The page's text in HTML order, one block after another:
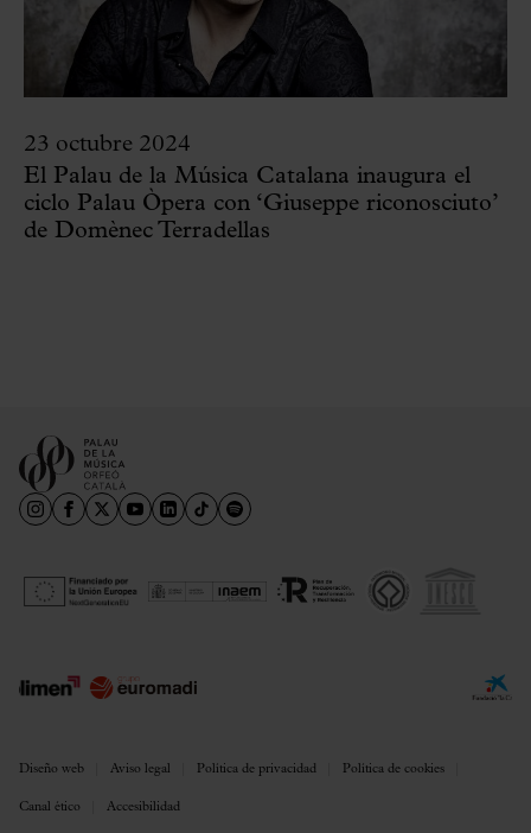
23 octubre 2024
El Palau de la Música Catalana inaugura el
ciclo Palau Òpera con ‘Giuseppe riconosciuto’
de Domènec Terradellas
Diseño web Aviso legal Política de privacidad Política de cookies
Canal ético Accesibilidad